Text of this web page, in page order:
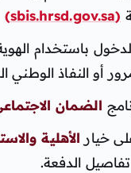
(sbis.hrsd.gov.sa)
باستخدام
أو النفاذ الوطني
الضمان
خيار الأهلية
الدفعة.